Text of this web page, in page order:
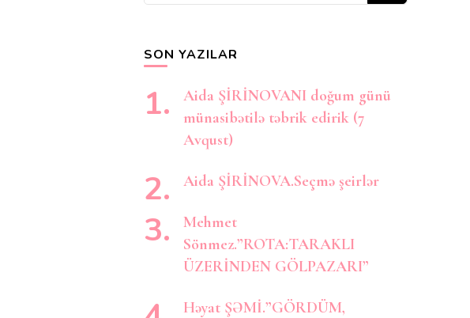
SON YAZILAR
Aida ŞİRİNOVANI doğum günü
münasibətilə təbrik edirik (7
Avqust)
Aida ŞİRİNOVA.Seçmə şeirlər
Mehmet
Sönmez.”ROTA:TARAKLI
ÜZERİNDEN GÖLPAZARI”
Həyat ŞƏMİ.”GÖRDÜM,